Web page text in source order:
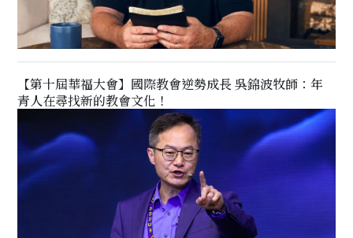
【第十屆華福大會】國際教會逆勢成長 吳錦波牧師：年
青人在尋找新的教會文化！